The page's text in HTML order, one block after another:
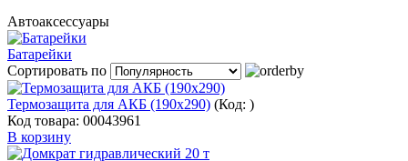
Автоаксессуары
Батарейки
Сортировать по
Термозащита для АКБ (190х290) (Код: )
Код товара: 00043961
В корзину